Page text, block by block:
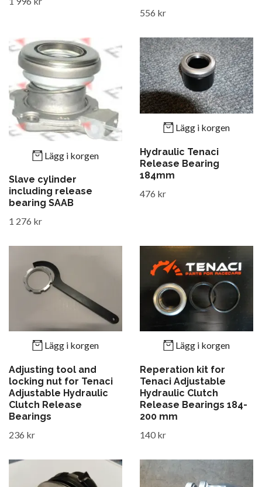
556 kr
Lägg i korgen
Slave cylinder
including release
bearing SAAB
1 276 kr
Lägg i korgen
Hydraulic Tenaci
Release Bearing
184mm
476 kr
Lägg i korgen
Adjusting tool and
locking nut for Tenaci
Adjustable Hydraulic
Clutch Release
Bearings
236 kr
Lägg i korgen
Reperation kit for
Tenaci Adjustable
Hydraulic Clutch
Release Bearings 184-
200 mm
140 kr